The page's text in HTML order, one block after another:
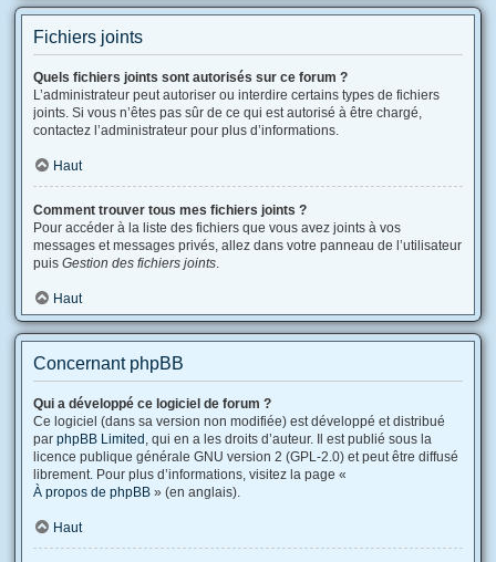
Fichiers joints
Quels fichiers joints sont autorisés sur ce forum ?
L’administrateur peut autoriser ou interdire certains types de fichiers
joints. Si vous n’êtes pas sûr de ce qui est autorisé à être chargé,
contactez l’administrateur pour plus d’informations.
Haut
Comment trouver tous mes fichiers joints ?
Pour accéder à la liste des fichiers que vous avez joints à vos
messages et messages privés, allez dans votre panneau de l’utilisateur
puis Gestion des fichiers joints.
Haut
Concernant phpBB
Qui a développé ce logiciel de forum ?
Ce logiciel (dans sa version non modifiée) est développé et distribué
par phpBB Limited , qui en a les droits d’auteur. Il est publié sous la
licence publique générale GNU version 2 (GPL-2.0) et peut être diffusé
librement. Pour plus d’informations, visitez la page «
À propos de phpBB » (en anglais).
Haut